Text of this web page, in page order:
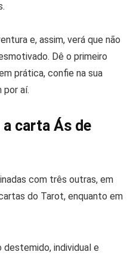
e, assim, verá que não
Dê o primeiro
prática, confie na sua
por aí.
carta Ás de
destemido, individual e